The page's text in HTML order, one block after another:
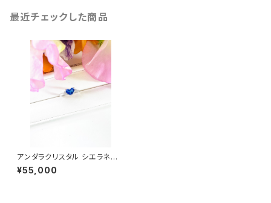
最近チェックした商品
アンダラクリスタル シエラネバ
ダ産/エレスチャルサファイア×ダ
イヤ ハートリング-4
¥55,000